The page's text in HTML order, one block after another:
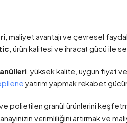
, maliyet avantajı ve çevresel
, ürün kalitesi ve ihracat gücü ile
, yüksek kalite, uygun fiyat
yatırım yapmak rekabet
polietilen granül ürünlerini
verimliliğini artırmak ve